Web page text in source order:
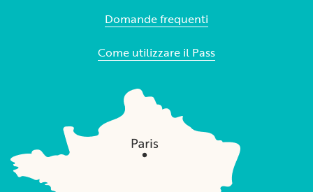
Domande frequenti
Come utilizzare il Pass